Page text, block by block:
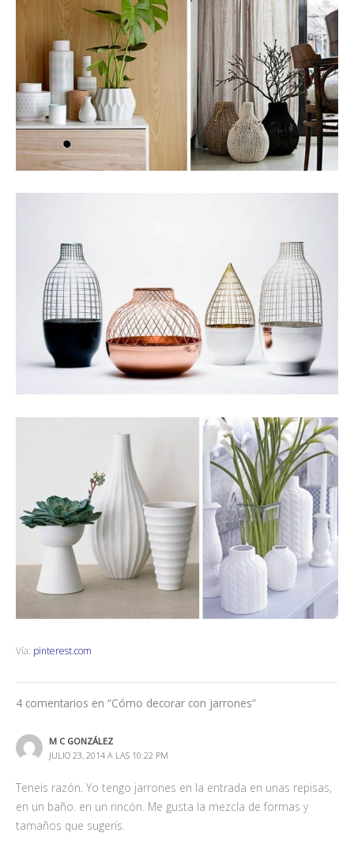
Vía: pinterest.com
4 comentarios en “Cómo decorar con jarrones”
M C GONZÁLEZ
JULIO 23, 2014 A LAS 10:22 PM
Teneis razón. Yo tengo jarrones en la entrada en unas repisas,
en un baño. en un rincón. Me gusta la mezcla de formas y
tamaños que sugerís.